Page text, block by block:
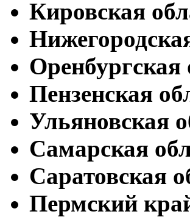
Кировская
Оренбургская
Пензенская
Ульяновская
Самарская
Саратовская
Пермский